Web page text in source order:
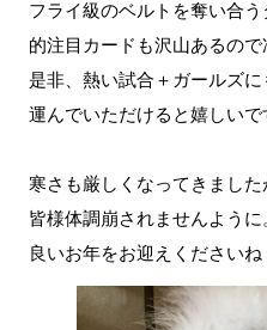
フライ級のベルトを奪い合
的注目カードも沢山あるので
是非、熱い試合＋ガールズ
運んでいただけると嬉しいで
寒さも厳しくなってきました
皆様体調崩されませんように
良いお年をお迎えくださいね